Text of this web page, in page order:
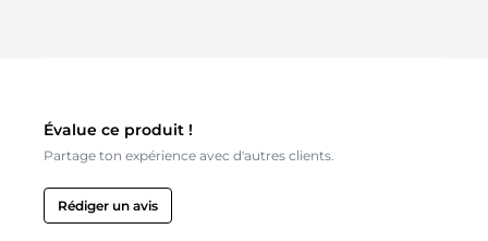
Évalue ce produit !
Partage ton expérience avec d'autres clients.
Rédiger un avis